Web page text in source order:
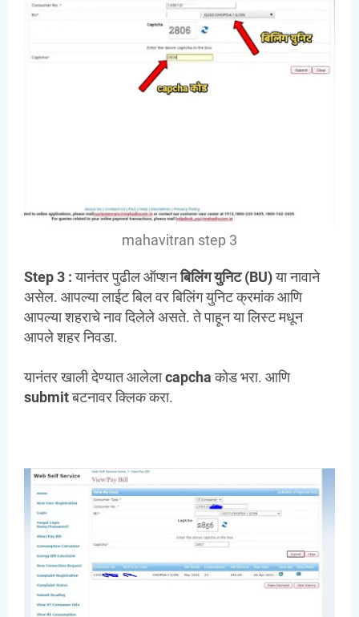
mahavitran step 3
Step 3 :यानंतर पुढील ऑप्शनबिलिंग युनिट (BU)या नावाने
असेल. आपल्या लाईट बिल वर बिलिंग युनिट क्रमांक आणि
आपल्या शहराचे नाव दिलेले असते. ते पाहून या लिस्ट मधून
आपले शहर निवडा.
यानंतर खाली देण्यात आलेलाcapchaकोड भरा. आणि
submitबटनावर क्लिक करा.